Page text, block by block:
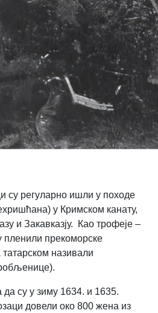
су регуларно ишли у походе
у Кримском канату,
и Закавказју. Као трофеје –
прекоморске
татарском називали
да су у зиму 1634. и 1635.
довели око 800 жена из